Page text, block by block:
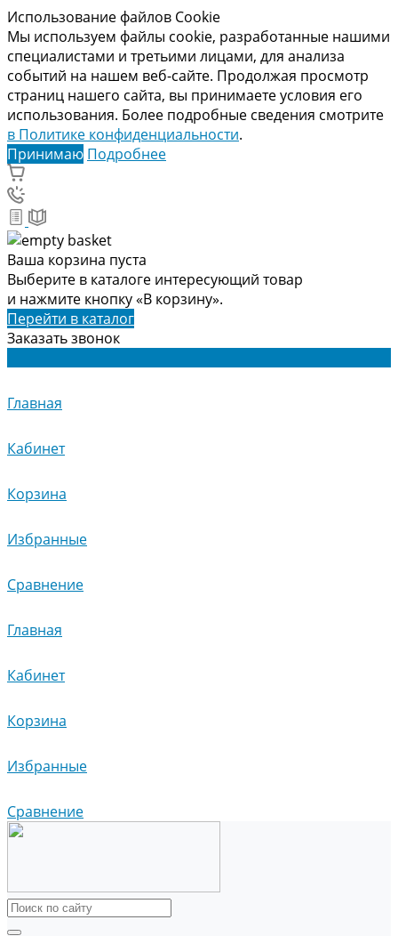
Использование файлов Cookie
Мы используем файлы cookie, разработанные нашими
специалистами и третьими лицами, для анализа
событий на нашем веб-сайте. Продолжая просмотр
страниц нашего сайта, вы принимаете условия его
использования. Более подробные сведения смотрите
в Политике конфиденциальности.
Принимаю Подробнее
Ваша корзина пуста
Выберите в каталоге интересующий товар
и нажмите кнопку «В корзину».
Перейти в каталог
Заказать звонок
Главная
Кабинет
Корзина
Избранные
Сравнение
Главная
Кабинет
Корзина
Избранные
Сравнение